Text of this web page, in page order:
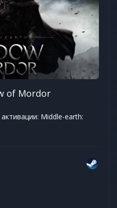
of Mordor
Middle-earth: